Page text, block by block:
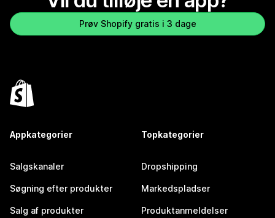
Prøv Shopify gratis i 3 dage
Appkategorier
Salgskanaler
Søgning efter produkter
Salg af produkter
Topkategorier
Dropshipping
Markedspladser
Produktanmeldelser